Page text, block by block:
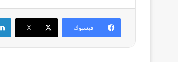
فيسبوك ‫X